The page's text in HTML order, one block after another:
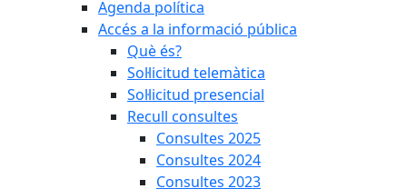
Agenda política
Accés a la informació pública
Què és?
Sol·licitud telemàtica
Sol·licitud presencial
Recull consultes
Consultes 2025
Consultes 2024
Consultes 2023